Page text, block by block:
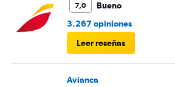
7,0
Bueno
3.267 opiniones
Leer reseñas
Avianca